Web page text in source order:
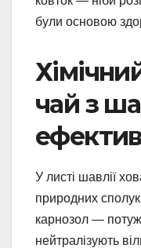
були основою
чай з
У листі шавлії
природних
карнозол —
нейтралізують